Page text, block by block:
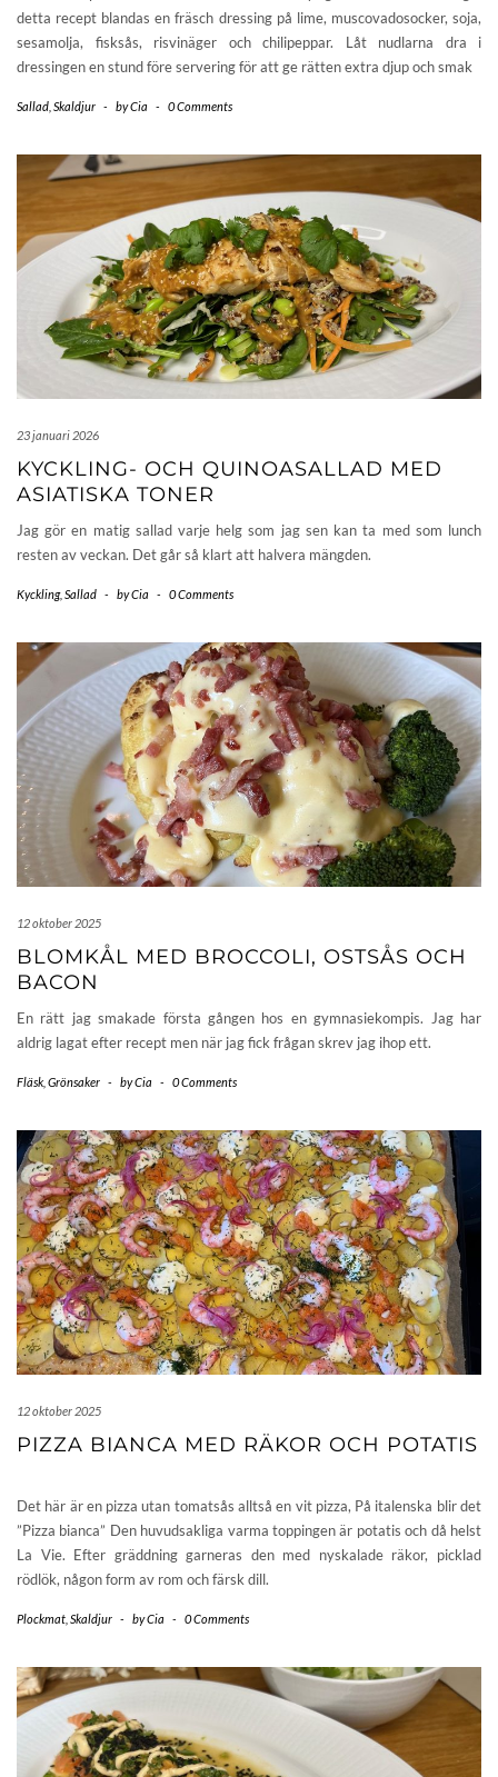
detta recept blandas en fräsch dressing på lime, muscovadosocker, soja,
sesamolja, fisksås, risvinäger och chilipeppar. Låt nudlarna dra i
dressingen en stund före servering för att ge rätten extra djup och smak
Sallad Skaldjur - byCia - 0 Comments
23 januari 2026
KYCKLING- OCH QUINOASALLAD MED
ASIATISKA TONER
Jag gör en matig sallad varje helg som jag sen kan ta med som lunch
resten av veckan. Det går så klart att halvera mängden.
Kyckling, Sallad - byCia - 0 Comments
12 oktober 2025
BLOMKÅL MED BROCCOLI, OSTSÅS OCH
BACON
En rätt jag smakade första gången hos en gymnasiekompis. Jag har
aldrig lagat efter recept men när jag fick frågan skrev jag ihop ett.
Fläsk Grönsaker - byCia - 0 Comments
12 oktober 2025
PIZZA BIANCA MED RÄKOR OCH POTATIS
Det här är en pizza utan tomatsås alltså en vit pizza, På italenska blir det
”Pizza bianca” Den huvudsakliga varma toppingen är potatis och då helst
La Vie. Efter gräddning garneras den med nyskalade räkor, picklad
rödlök, någon form av rom och färsk dill.
Plockmat Skaldjur - byCia - 0 Comments